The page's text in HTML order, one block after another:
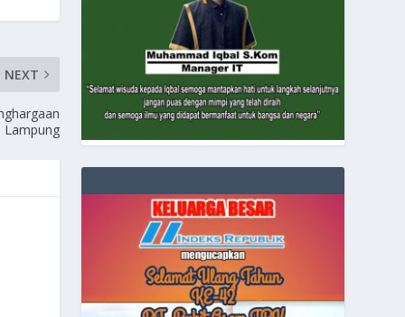
NEXT
Lampung